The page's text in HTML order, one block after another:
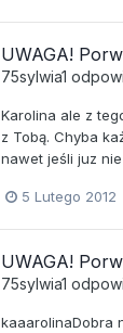
UWAGA!
75sylwia1
Karolina ale z
z Tobą. Chyba
nawet jeśli juz
5 Lutego 2012
UWAGA!
75sylwia1
kaaarolinaDobra